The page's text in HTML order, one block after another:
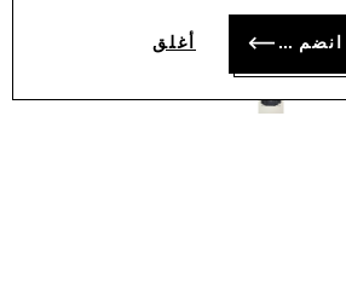
سجل الدخول أو انضم الآن أغلق
MCCARTNEY